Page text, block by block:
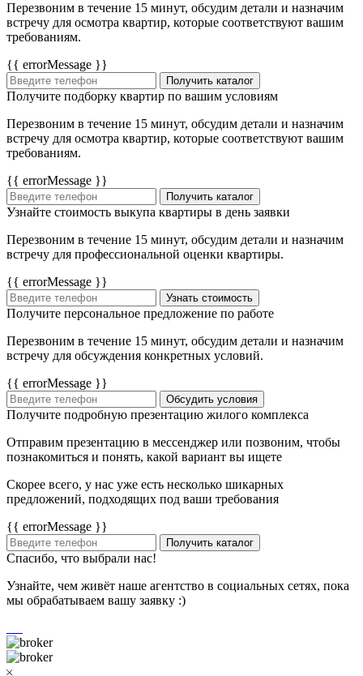
Перезвоним в течение 15 минут, обсудим детали и назначим
встречу для осмотра квартир, которые соответствуют вашим
требованиям.
{{ errorMessage }}
Получить каталог
Получите подборку квартир по вашим условиям
Перезвоним в течение 15 минут, обсудим детали и назначим
встречу для осмотра квартир, которые соответствуют вашим
требованиям.
{{ errorMessage }}
Получить каталог
Узнайте стоимость выкупа квартиры в день заявки
Перезвоним в течение 15 минут, обсудим детали и назначим
встречу для профессиональной оценки квартиры.
{{ errorMessage }}
Узнать стоимость
Получите персональное предложение по работе
Перезвоним в течение 15 минут, обсудим детали и назначим
встречу для обсуждения конкретных условий.
{{ errorMessage }}
Обсудить условия
Получите подробную презентацию жилого комплекса
Отправим презентацию в мессенджер или позвоним, чтобы
познакомиться и понять, какой вариант вы ищете
Скорее всего, у нас уже есть несколько шикарных
предложений, подходящих под ваши требования
{{ errorMessage }}
Получить каталог
Спасибо, что выбрали нас!
Узнайте, чем живёт наше агентство в социальных сетях, пока
мы обрабатываем вашу заявку :)